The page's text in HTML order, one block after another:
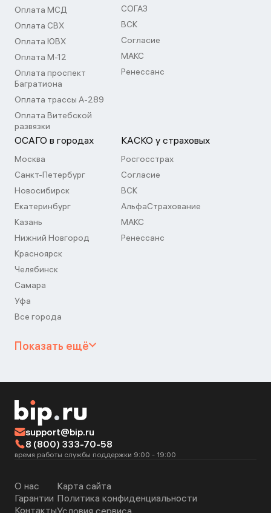
Оплата МСД
Оплата СВХ
Оплата ЮВХ
Оплата М-12
Оплата проспект
Багратиона
Оплата трассы А-289
Оплата Витебской
развязки
СОГАЗ
ВСК
Согласие
МАКС
Ренессанс
ОСАГО в городах
Москва
Санкт-Петербург
Новосибирск
Екатеринбург
Казань
Нижний Новгород
Красноярск
Челябинск
Самара
Уфа
Все города
КАСКО у страховых
Росгосстрах
Согласие
ВСК
АльфаСтрахование
МАКС
Ренессанс
Показать ещё
support@bip.ru
8 (800) 333-70-58
время работы службы поддержки 9:00 - 19:00
О нас
Гарантии
Контакты
Карта сайта
Политика конфиденциальности
Условия сервиса